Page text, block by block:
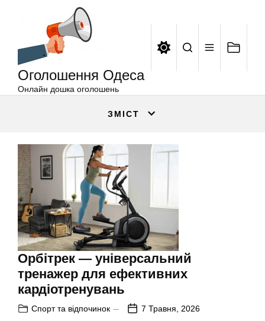
Оголошення Одеса
Онлайн дошка оголошень
ЗМІСТ
Орбітрек — універсальний
тренажер для ефективних
кардіотренувань
Спорт та відпочинок 7 Травня, 2026